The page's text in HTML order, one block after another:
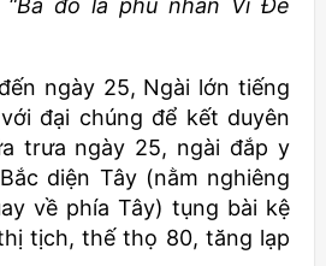
“Bà đó là phu nhân Vi Đề
ngày 25, Ngài lớn tiếng
đại chúng để kết duyên
trưa ngày 25, ngài đắp y
diện Tây (nằm nghiêng
về phía Tây) tụng bài kệ
tịch, thế thọ 80, tăng lạp